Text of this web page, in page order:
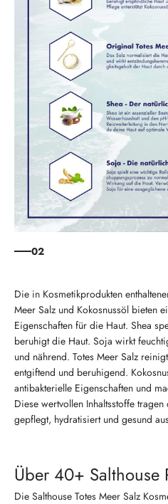
02
Die in Kosmetikprodukten
Meer Salz und Kokosnussöl bieten
Eigenschaften für die Haut. Shea
beruhigt die Haut. Soja wirkt
und nährend. Totes Meer Salz
entgiftend und beruhigend.
antibakterielle Eigenschaften und
Diese wertvollen Inhaltsstoffe
gepflegt, hydratisiert und gesund
Über 40+ Salthouse
Die Salthouse Totes Meer Salz